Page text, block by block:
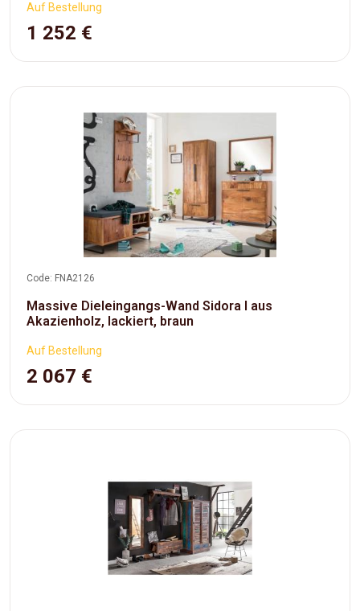
Auf Bestellung
1 252 €
Code: FNA2126
Massive Dieleingangs-Wand Sidora I aus
Akazienholz, lackiert, braun
Auf Bestellung
2 067 €